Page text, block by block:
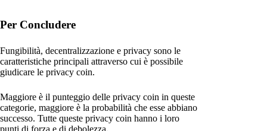
Per Concludere
Fungibilità, decentralizzazione e privacy sono le
caratteristiche principali attraverso cui è possibile
giudicare le privacy coin.
Maggiore è il punteggio delle privacy coin in queste
categorie, maggiore è la probabilità che esse abbiano
successo. Tutte queste privacy coin hanno i loro
punti di forza e di debolezza.